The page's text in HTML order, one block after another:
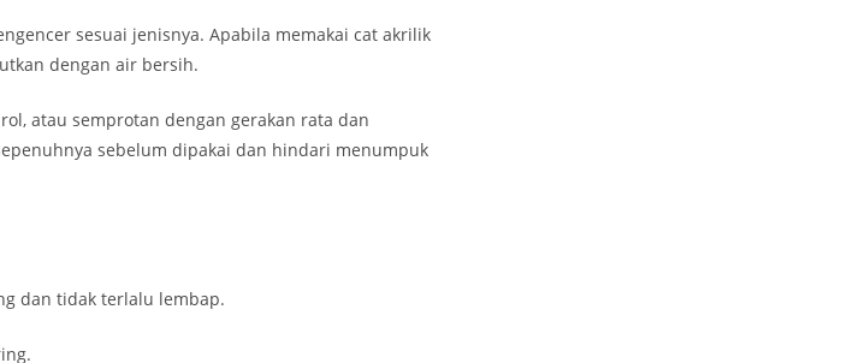
sesuai jenisnya. Apabila memakai cat akrilik
dengan air bersih.
atau semprotan dengan gerakan rata dan
sebelum dipakai dan hindari menumpuk
dan tidak terlalu lembap.